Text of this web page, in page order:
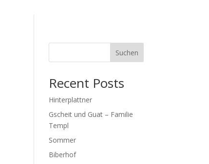
Suchen
Recent Posts
Hinterplattner
Gscheit und Guat – Familie
Templ
Sommer
Biberhof